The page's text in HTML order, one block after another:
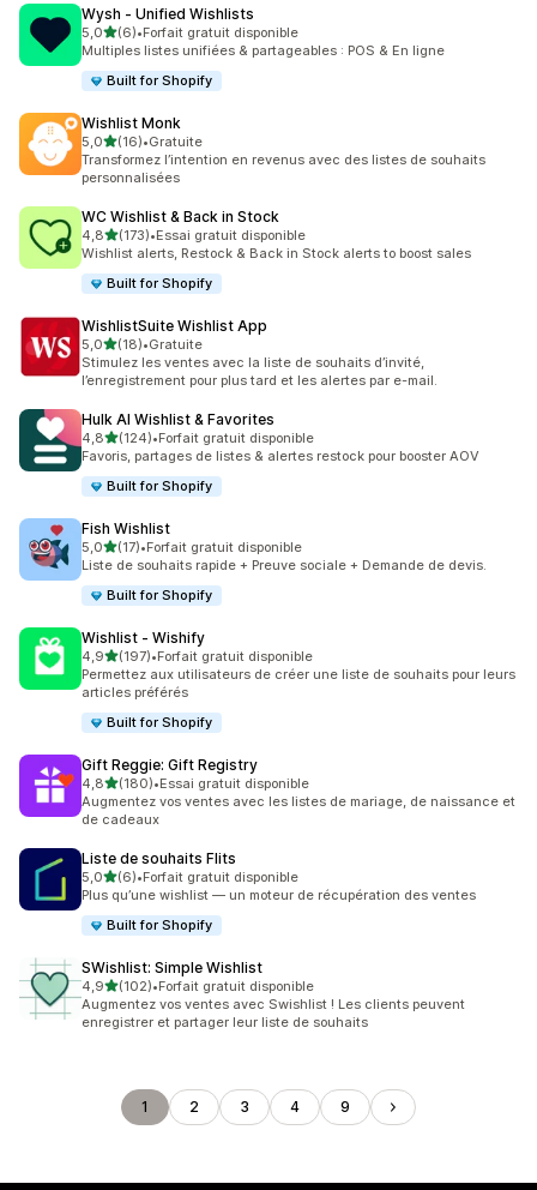
Wysh ‑ Unified Wishlists
5,0étoile(s) sur 5
(6)
6 avis au total
•Forfait gratuit disponible
Multiples listes unifiées & partageables : POS & En ligne
Built for Shopify
Wishlist Monk
5,0étoile(s) sur 5
(16)
16 avis au total
•Gratuite
Transformez l’intention en revenus avec des listes de souhaits
personnalisées
WC Wishlist & Back in Stock
4,8étoile(s) sur 5
(173)
173 avis au total
•Essai gratuit disponible
Wishlist alerts, Restock & Back in Stock alerts to boost sales
Built for Shopify
WishlistSuite Wishlist App
5,0étoile(s) sur 5
(18)
18 avis au total
•Gratuite
Stimulez les ventes avec la liste de souhaits d’invité,
l’enregistrement pour plus tard et les alertes par e-mail.
Hulk AI Wishlist & Favorites
4,8étoile(s) sur 5
(124)
124 avis au total
•Forfait gratuit disponible
Favoris, partages de listes & alertes restock pour booster AOV
Built for Shopify
Fish Wishlist
5,0étoile(s) sur 5
(17)
17 avis au total
•Forfait gratuit disponible
Liste de souhaits rapide + Preuve sociale + Demande de devis.
Built for Shopify
Wishlist ‑ Wishify
4,9étoile(s) sur 5
(197)
197 avis au total
•Forfait gratuit disponible
Permettez aux utilisateurs de créer une liste de souhaits pour leurs
articles préférés
Built for Shopify
Gift Reggie: Gift Registry
4,8étoile(s) sur 5
(180)
180 avis au total
•Essai gratuit disponible
Augmentez vos ventes avec les listes de mariage, de naissance et
de cadeaux
Liste de souhaits Flits
5,0étoile(s) sur 5
(6)
6 avis au total
•Forfait gratuit disponible
Plus qu’une wishlist — un moteur de récupération des ventes
Built for Shopify
SWishlist: Simple Wishlist
4,9étoile(s) sur 5
(102)
102 avis au total
•Forfait gratuit disponible
Augmentez vos ventes avec Swishlist ! Les clients peuvent
enregistrer et partager leur liste de souhaits
1 2 3 4 9